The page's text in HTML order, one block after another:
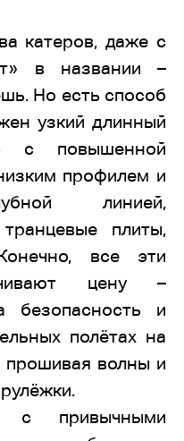
катеров, даже с
в названии –
Но есть способ
узкий длинный
с повышенной
профилем и
линией,
плиты,
все эти
цену –
безопасность и
полётах на
прошивая волны и
с привычными